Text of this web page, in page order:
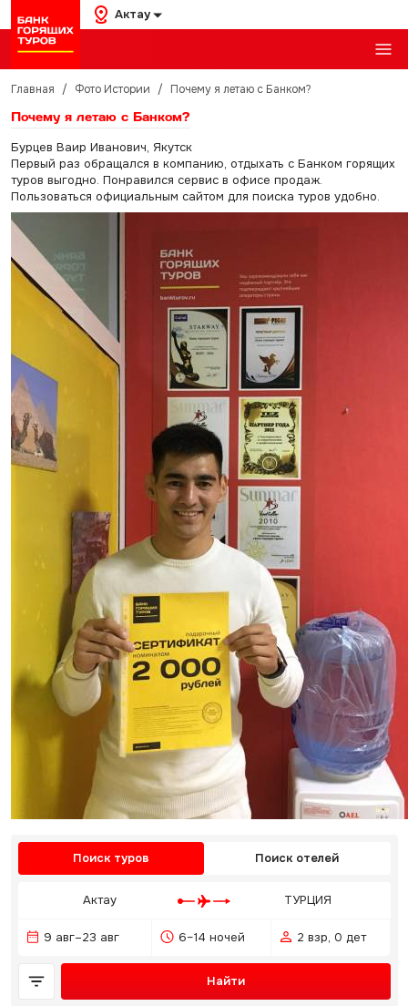
Актау
Главная / Фото Истории / Почему я летаю с Банком?
Почему я летаю с Банком?
Бурцев Ваир Иванович, Якутск
Первый раз обращался в компанию, отдыхать с Банком горящих
туров выгодно. Понравился сервис в офисе продаж.
Пользоваться официальным сайтом для поиска туров удобно.
Поиск туров Поиск отелей
Актау ТУРЦИЯ
9 авг–23 авг 6–14 ночей 2 взр, 0 дет
Найти